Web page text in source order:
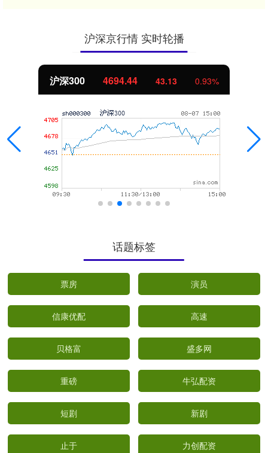
沪深京行情 实时轮播
沪深300 4694.44 43.13 0.93%
话题标签
票房 演员
信康优配 高速
贝格富 盛多网
重磅 牛弘配资
短剧 新剧
止于 力创配资